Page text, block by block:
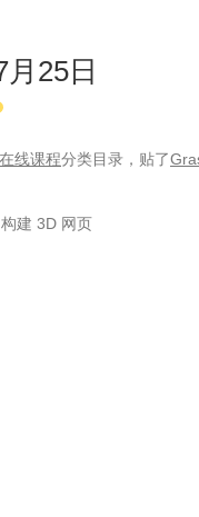
月25日
在线课程分类目录，贴了
建 3D 网页